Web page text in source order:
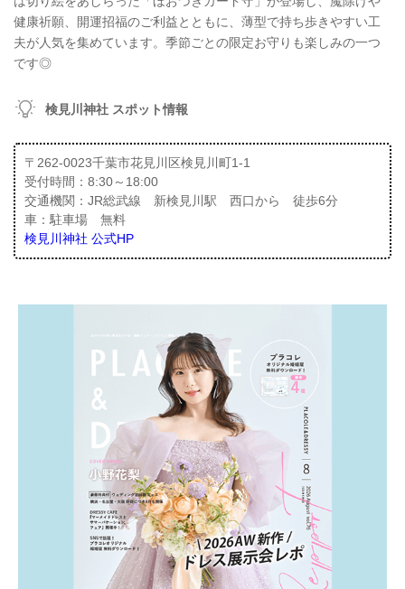
健康祈願、開運招福のご利益とともに、薄型で持ち歩きやすい工
夫が人気を集めています。季節ごとの限定お守りも楽しみの一つ
です◎
検見川神社 スポット情報
〒262-0023千葉市花見川区検見川町1-1
受付時間：8:30～18:00
交通機関：JR総武線 新検見川駅 西口から 徒歩6分
車：駐車場 無料
検見川神社 公式HP